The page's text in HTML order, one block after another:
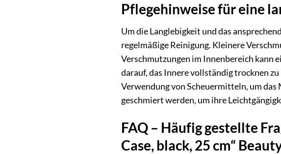
Pflegehinweise für eine
Um die Langlebigkeit und das
regelmäßige Reinigung. Kleinere
Verschmutzungen im Innenbereich kann
darauf, das Innere vollständig trocknen
Verwendung von Scheuermitteln, um
geschmiert werden, um ihre
FAQ – Häufig gestellte
Case, black, 25 cm“